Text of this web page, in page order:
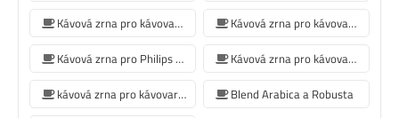
Kávová zrna pro kávovar Jura
Kávová zrna pro kávovar De'Longhi
Kávová zrna pro Philips kávovar
Kávová zrna pro kávovar Krups
kávová zrna pro kávovar Siemens
Blend Arabica a Robusta